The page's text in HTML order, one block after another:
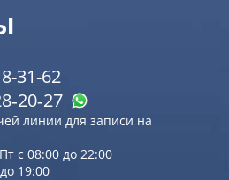
31-62
линии для записи на
с 08:00 до 22:00
19:00